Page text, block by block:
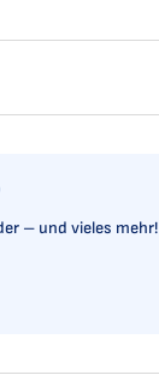
– und vieles mehr!